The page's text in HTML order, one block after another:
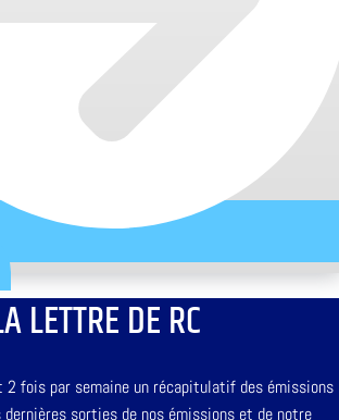
LETTRE DE RC
2 fois par semaine un récapitulatif des émissions
dernières sorties de nos émissions et de notre